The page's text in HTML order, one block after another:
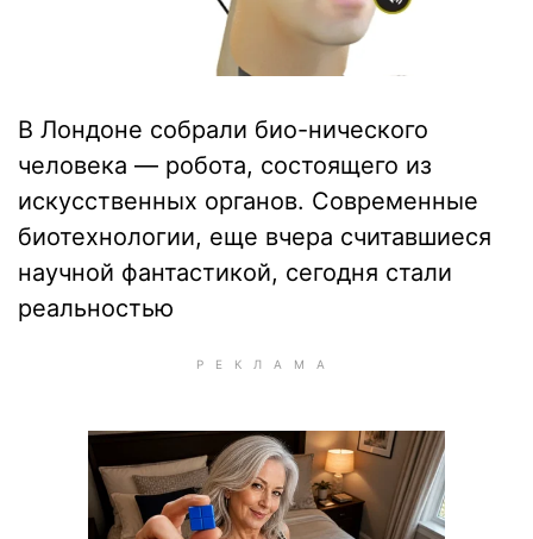
В Лондоне собрали био-нического
человека — робота, состоящего из
искусственных органов. Современные
биотехнологии, еще вчера считавшиеся
научной фантастикой, сегодня стали
реальностью